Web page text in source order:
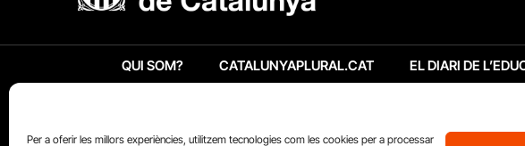
Per a oferir les millors experiències, utilitzem tecnologies com les cookies per a processar
QUI SOM? CATALUNYAPLURAL.CAT EL DIARI DE